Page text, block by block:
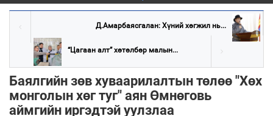
Д.Амарбаясгалан: Хүний хөгжил нь...
“Цагаан алт” хөтөлбөр малын...
Баялгийн зөв хуваарилалтын төлөө "Хөх
монголын хөг туг" аян Өмнөговь
аймгийн иргэдтэй уулзлаа